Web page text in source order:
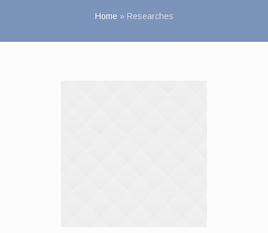
Home» Researches